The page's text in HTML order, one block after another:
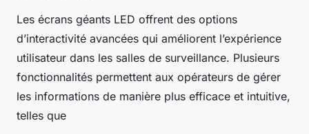
Les écrans géants LED offrent des options
d’interactivité avancées qui améliorent l’expérience
utilisateur dans les salles de surveillance. Plusieurs
fonctionnalités permettent aux opérateurs de gérer
les informations de manière plus efficace et intuitive,
telles que